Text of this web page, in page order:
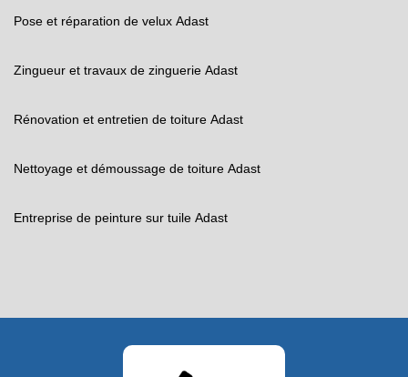
Pose et réparation de velux Adast
Zingueur et travaux de zinguerie Adast
Rénovation et entretien de toiture Adast
Nettoyage et démoussage de toiture Adast
Entreprise de peinture sur tuile Adast